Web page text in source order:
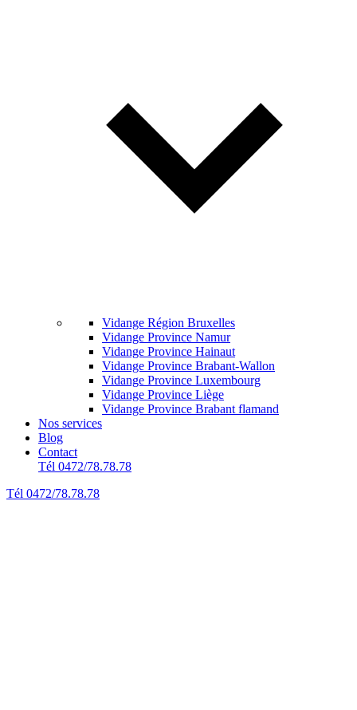
Vidange Région Bruxelles
Vidange Province Namur
Vidange Province Hainaut
Vidange Province Brabant-Wallon
Vidange Province Luxembourg
Vidange Province Liège
Vidange Province Brabant flamand
Nos services
Blog
Contact
Tél 0472/78.78.78
Tél 0472/78.78.78